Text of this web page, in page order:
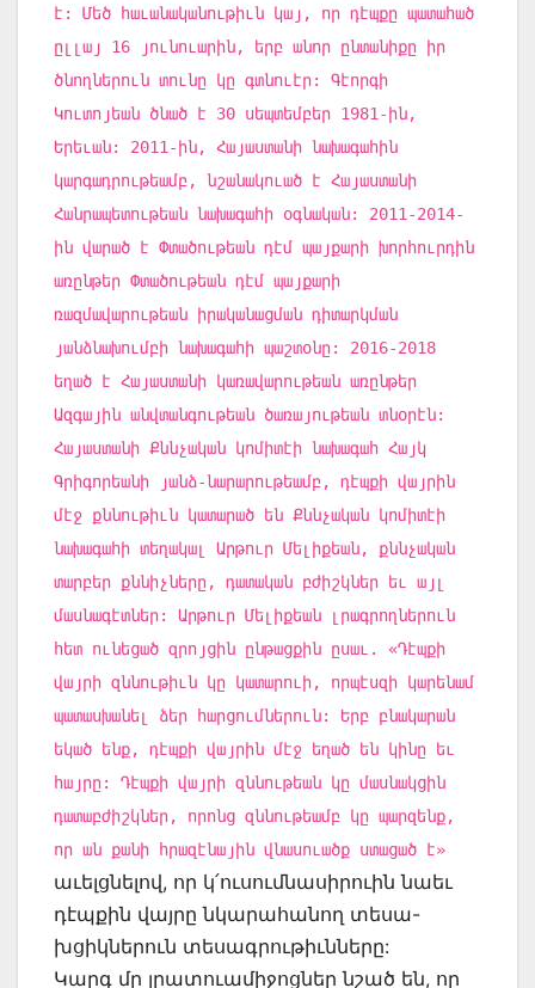
է: Մեծ հաւանականութիւն կայ, որ դէպքը պատահած
ըլլայ 16 յունուարին, երբ անոր ընտանիքը իր
ծնողներուն տունը կը գտնուէր: Գէորգի
Կուտոյեան ծնած է 30 սեպտեմբեր 1981-ին,
Երեւան: 2011-ին, Հայաստանի նախագահին
կարգադրութեամբ, նշանակուած է Հայաստանի
Հանրապետութեան նախագահի օգնական: 2011-2014-
ին վարած է Փտածութեան դէմ պայքարի խորհուրդին
առընթեր Փտածութեան դէմ պայքարի
ռազմավարութեան իրականացման դիտարկման
յանձնախումբի նախագահի պաշտօնը: 2016-2018
եղած է Հայաստանի կառավարութեան առընթեր
Ազգային անվտանգութեան ծառայութեան տնօրէն:
Հայաստանի Քննչական կոմիտէի նախագահ Հայկ
Գրիգորեանի յանձ-նարարութեամբ, դէպքի վայրին
մէջ քննութիւն կատարած են Քննչական կոմիտէի
նախագահի տեղակալ Արթուր Մելիքեան, քննչական
տարբեր քննիչները, դատական բժիշկներ եւ այլ
մասնագէտներ: Արթուր Մելիքեան լրագրողներուն
հետ ունեցած զրոյցին ընթացքին ըսաւ. «Դէպքի
վայրի զննութիւն կը կատարուի, որպէսզի կարենամ
պատասխանել ձեր հարցումներուն: Երբ բնակարան
եկած ենք, դէպքի վայրին մէջ եղած են կինը եւ
հայրը: Դէպքի վայրի զննութեան կը մասնակցին
դատաբժիշկներ, որոնց զննութեամբ կը պարզենք,
որ ան քանի հրազէնային վնասուածք ստացած է»
աւելցնելով, որ կ՛ուսումնասիրուին նաեւ
դէպքին վայրը նկարահանող տեսա-
խցիկներուն տեսագրութիւնները:
Կարգ մը լրատուամիջոցներ նշած են, որ